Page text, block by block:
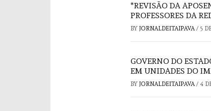
*REVISÃO DA
PROFESSORES DA
BY JORNALDEITAIPAVA / 5
GOVERNO DO
EM UNIDADES DO
BY JORNALDEITAIPAVA / 4